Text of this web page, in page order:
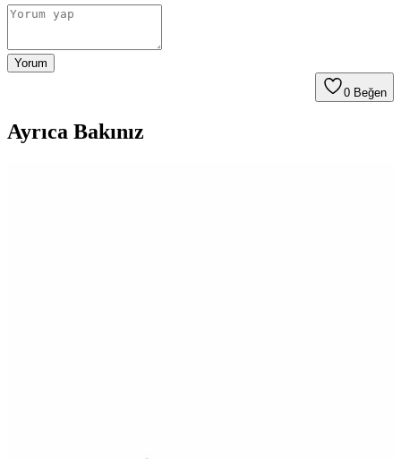
Yorum
0 Beğen
Ayrıca Bakınız